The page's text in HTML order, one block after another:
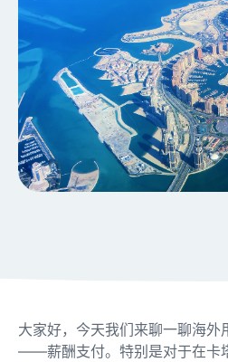
大家好，今天我们来聊一聊海外
——薪酬支付。特别是对于在卡